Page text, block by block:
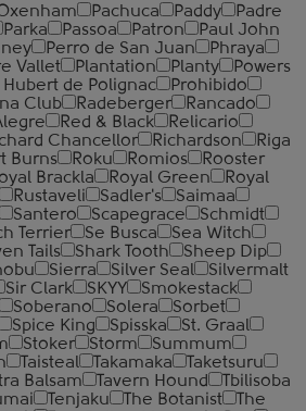
Pachuca Paddy
Padre
Parka Passoa Patron
Paul John
Perro de San Juan
Phraya
Vallet Plantation Planty
Powers
Hubert de Polignac
Prohibido
Club Radeberger
Rancado
Red & Black
Relicario
Chancellor Richardson
Riga
Burns Roku Romios
Rooster
Brackla Royal Green
Royal
Rustaveli Sadler's
Saimaa
Santero Scapegrace
Schmidt
Terrier Se Busca
Sea Witch
Tails Shark Tooth
Sheep Dip
Sierra Silver Seal
Silvermalt
Sir Clark SKYY
Smokestack
Soberano Solera
Sorbet
Spice King Spisska
St. Graal
Stoker Storm
Summum
Taisteal Takamaka
Taketsuru
Balsam Tavern Hound
Tbilisoba
Tenjaku The Botanist
The